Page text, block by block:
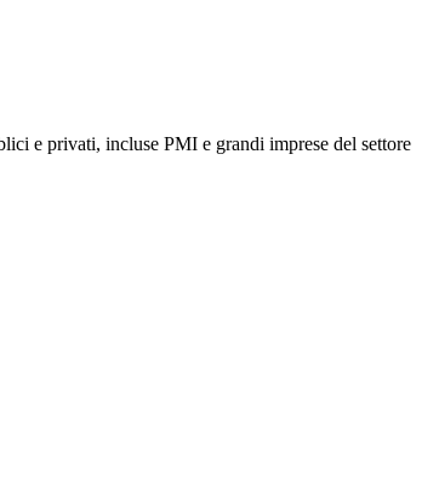
e privati, incluse PMI e grandi imprese del settore